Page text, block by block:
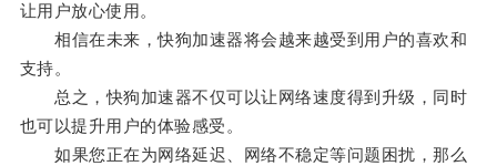
让用户放心使用。
相信在未来，快狗加速器将会越来越受到用户的喜欢和
支持。
总之，快狗加速器不仅可以让网络速度得到升级，同时
也可以提升用户的体验感受。
如果您正在为网络延迟、网络不稳定等问题困扰，那么